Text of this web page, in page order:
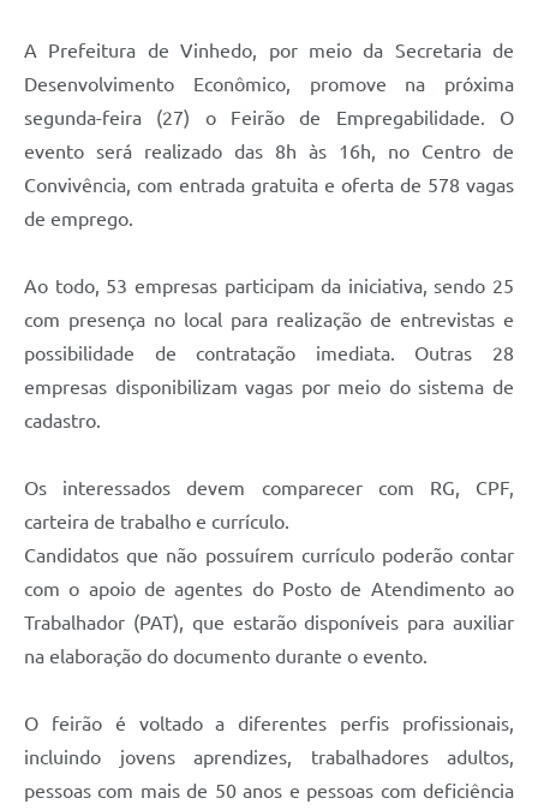
Associação dos Servidores Públicos Municipais de
Audiências Públicas
Arquivos para Download
Galeria de Vídeos
Contas Públicas
Legislação
Links Úteis
Serviços Online
A Prefeitura de Vinhedo, por meio da Secretaria de
Desenvolvimento Econômico, promove na próxima
segunda-feira (27) o Feirão de Empregabilidade. O
evento será realizado das 8h às 16h, no Centro de
Convivência, com entrada gratuita e oferta de 578 vagas
de emprego.
Ao todo, 53 empresas participam da iniciativa, sendo 25
com presença no local para realização de entrevistas e
possibilidade de contratação imediata. Outras 28
empresas disponibilizam vagas por meio do sistema de
cadastro.
Os interessados devem comparecer com RG, CPF,
carteira de trabalho e currículo.
Candidatos que não possuírem currículo poderão contar
com o apoio de agentes do Posto de Atendimento ao
Trabalhador (PAT), que estarão disponíveis para auxiliar
na elaboração do documento durante o evento.
O feirão é voltado a diferentes perfis profissionais,
incluindo jovens aprendizes, trabalhadores adultos,
pessoas com mais de 50 anos e pessoas com deficiência